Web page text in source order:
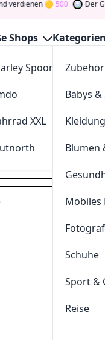
500 Der
Shops
Spoon
XXL
Kategorien
Zubehör
Babys
Kleidung
Blumen
Mobiles
Schuhe
Sport &
Reise
fotowelt
für die
und
Sie den
rossmann-